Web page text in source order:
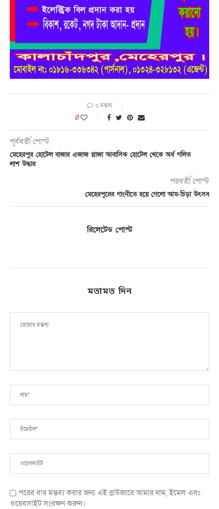
০ মন্তব্য
0
পূর্ববর্তী পোস্ট
মেহেরপুর হোটেল বাজার এজাজ প্লাজা আবাসিক হোটেল থেকে অর্ধ গলিত
লাশ উদ্ধার
পরবর্তী পোস্ট
মেহেরপুরের গাংনীতে হয়ে গেলো আম-চিড়া উৎসব
রিলেটেড পোস্ট
মতামত দিন
পরের বার মন্তব্য করার জন্য এই ব্রাউজারে আমার নাম, ইমেল এবং
ওয়েবসাইট সংরক্ষণ করুন।